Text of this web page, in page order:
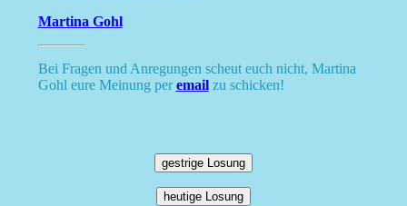
Martina Gohl
Bei Fragen und Anregungen scheut euch nicht, Martina
Gohl eure Meinung peremailzu schicken!
gestrige Losung
heutige Losung